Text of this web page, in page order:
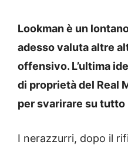
Lookman è un
adesso valuta altre
offensivo. L’ultima
di proprietà del Real
per svarirare su
I nerazzurri, dopo il